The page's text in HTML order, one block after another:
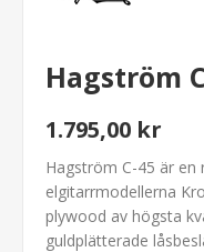
Hagström
1.795,00 kr
Hagström C-45 är
elgitarrmodellerna
plywood av högsta
guldplätterade